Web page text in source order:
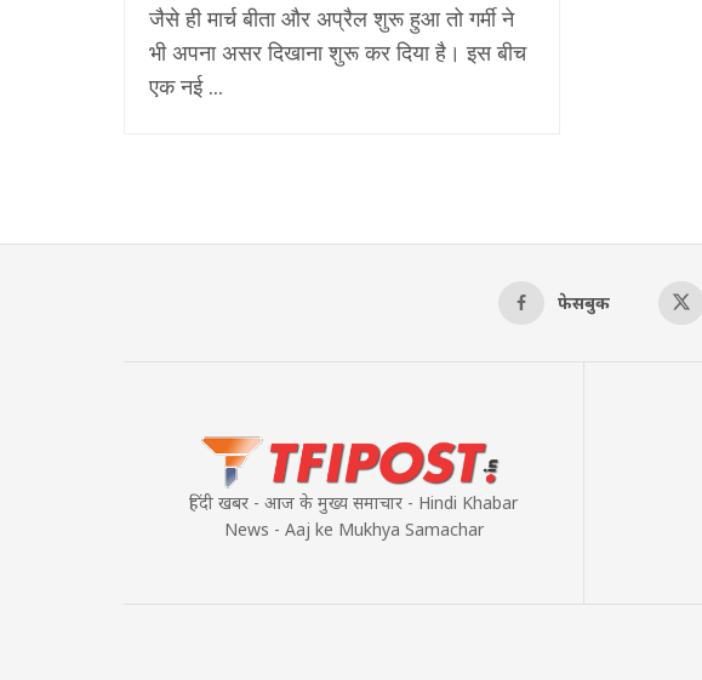
जैसे ही मार्च बीता और अप्रैल शुरू हुआ तो गर्मी ने
भी अपना असर दिखाना शुरू कर दिया है। इस बीच
एक नई ...
फेसबुक
हिंदी खबर - आज के मुख्य समाचार - Hindi Khabar
News - Aaj ke Mukhya Samachar